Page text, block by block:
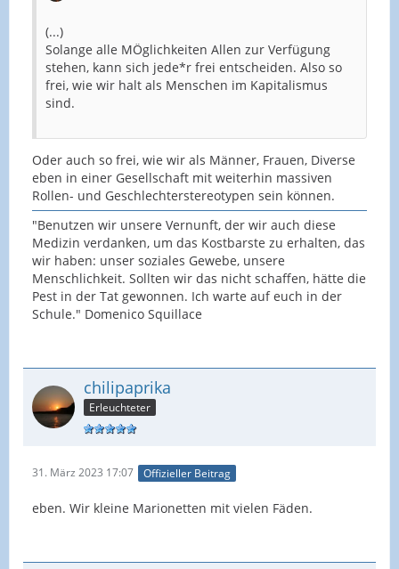
(...)
Solange alle MÖglichkeiten Allen zur Verfügung
stehen, kann sich jede*r frei entscheiden. Also so
frei, wie wir halt als Menschen im Kapitalismus
sind.
Oder auch so frei, wie wir als Männer, Frauen, Diverse
eben in einer Gesellschaft mit weiterhin massiven
Rollen- und Geschlechterstereotypen sein können.
"Benutzen wir unsere Vernunft, der wir auch diese
Medizin verdanken, um das Kostbarste zu erhalten, das
wir haben: unser soziales Gewebe, unsere
Menschlichkeit. Sollten wir das nicht schaffen, hätte die
Pest in der Tat gewonnen. Ich warte auf euch in der
Schule." Domenico Squillace
chilipaprika
Erleuchteter
31. März 2023 17:07 Offizieller Beitrag
eben. Wir kleine Marionetten mit vielen Fäden.